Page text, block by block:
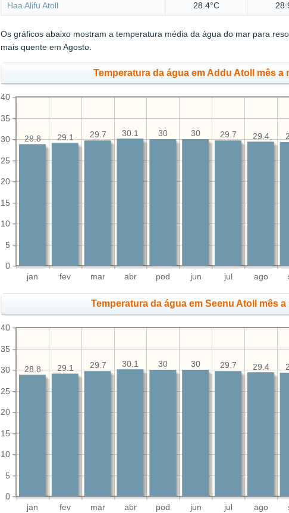
Haa Alifu Atoll
28.4°C
Os gráficos abaixo mostram a temperatura média da água do mar para
mais quente em Agosto.
Temperatura da água em Addu Atoll mês a
jan fev mar abr pod jun jul ago
0
5
10
15
20
25
30
35
40
29.4
29.7
30
30
30.1
29.7
29.1
28.8
Temperatura da água em Seenu Atoll mês a
jan fev mar abr pod jun jul ago
0
5
10
15
20
25
30
35
40
29.4
29.7
30
30
30.1
29.7
29.1
28.8